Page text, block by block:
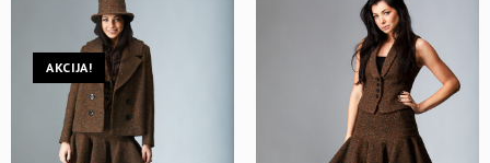
AKCIJA!